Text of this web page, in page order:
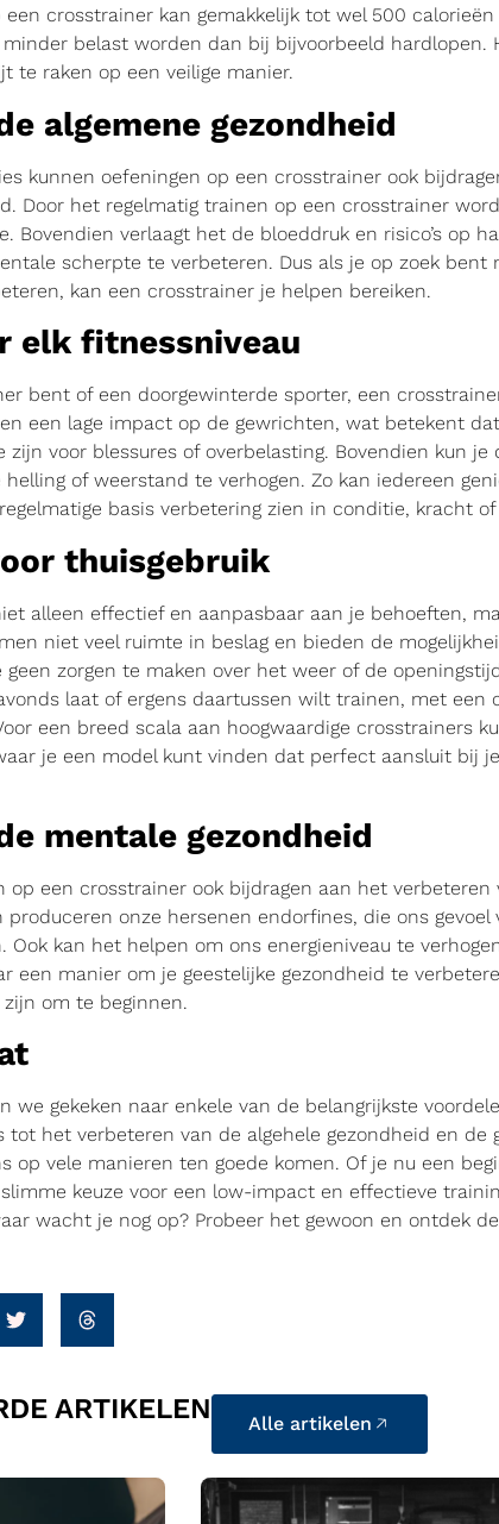
een crosstrainer kan gemakkelijk tot wel 500
belast worden dan bij bijvoorbeeld hardlopen.
te raken op een veilige manier.
algemene gezondheid
kunnen oefeningen op een crosstrainer ook
Door het regelmatig trainen op een crosstrainer
Bovendien verlaagt het de bloeddruk en risico’s op
scherpte te verbeteren. Dus als je op zoek bent
kan een crosstrainer je helpen bereiken.
elk fitnessniveau
bent of een doorgewinterde sporter, een
een lage impact op de gewrichten, wat betekent
zijn voor blessures of overbelasting. Bovendien kun
helling of weerstand te verhogen. Zo kan iedereen
basis verbetering zien in conditie, kracht
thuisgebruik
alleen effectief en aanpasbaar aan je behoeften,
niet veel ruimte in beslag en bieden de
zorgen te maken over het weer of de
laat of ergens daartussen wilt trainen, met
een breed scala aan hoogwaardige crosstrainers
je een model kunt vinden dat perfect aansluit bij
mentale gezondheid
op een crosstrainer ook bijdragen aan het verbeteren
onze hersenen endorfines, die ons gevoel
Ook kan het helpen om ons energieniveau te
een manier om je geestelijke gezondheid te
om te beginnen.
we gekeken naar enkele van de belangrijkste
tot het verbeteren van de algehele gezondheid en de
op vele manieren ten goede komen. Of je nu een
keuze voor een low-impact en effectieve
wacht je nog op? Probeer het gewoon en ontdek
ARTIKELEN Alle artikelen